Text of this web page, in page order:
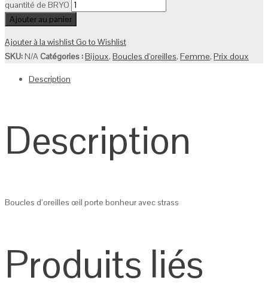
quantité de BRYO
Ajouter au panier
Ajouter à la wishlistGo to Wishlist
SKU:N/A Catégories :Bijoux, Boucles d'oreilles, Femme, Prix doux
Description
Description
Boucles d’oreilles œil porte bonheur avec strass
Produits liés